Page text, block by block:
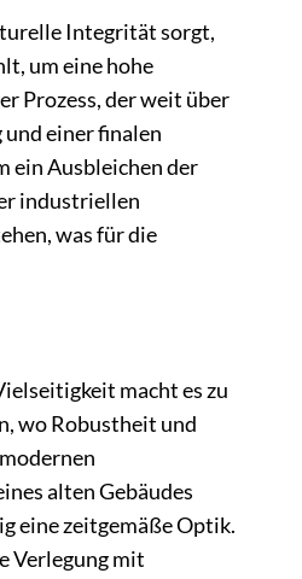
Integrität sorgt,
um eine hohe
Prozess, der weit über
einer finalen
ein Ausbleichen der
industriellen
was für die
macht es zu
wo Robustheit und
alten Gebäudes
eine zeitgemäße Optik.
Verlegung mit